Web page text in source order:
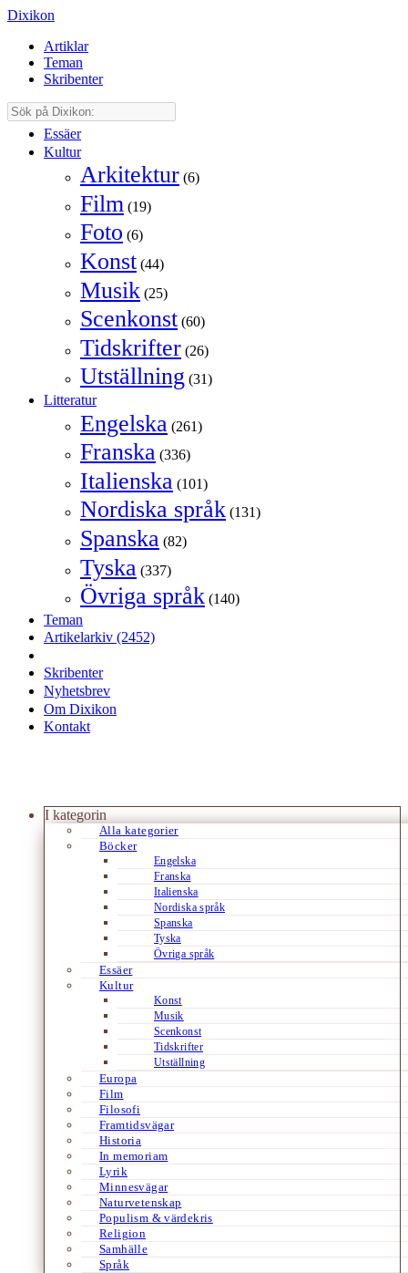
Dixikon
Artiklar
Teman
Skribenter
Essäer
Kultur
Arkitektur (6)
Film (19)
Foto (6)
Konst (44)
Musik (25)
Scenkonst (60)
Tidskrifter (26)
Utställning (31)
Litteratur
Engelska (261)
Franska (336)
Italienska (101)
Nordiska språk (131)
Spanska (82)
Tyska (337)
Övriga språk (140)
Teman
Artikelarkiv (2452)
Skribenter
Nyhetsbrev
Om Dixikon
Kontakt
I kategorin
Alla kategorier
Böcker
Engelska
Franska
Italienska
Nordiska språk
Spanska
Tyska
Övriga språk
Essäer
Kultur
Konst
Musik
Scenkonst
Tidskrifter
Utställning
Europa
Film
Filosofi
Framtidsvägar
Historia
In memoriam
Lyrik
Minnesvägar
Naturvetenskap
Populism & värdekris
Religion
Samhälle
Språk